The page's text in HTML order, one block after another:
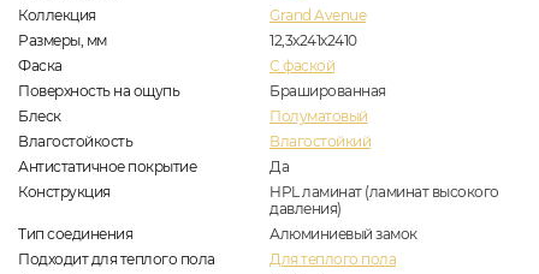
Коллекция
Grand Avenue
Размеры, мм
12,3х241х2410
Фаска
C фаской
Поверхность на ощупь
Брашированная
Блеск
Полуматовый
Влагостойкость
Влагостойкий
Антистатичное покрытие
Да
Конструкция
HPL ламинат (ламинат высокого
давления)
Тип соединения
Алюминиевый замок
Подходит для теплого пола
Для теплого пола